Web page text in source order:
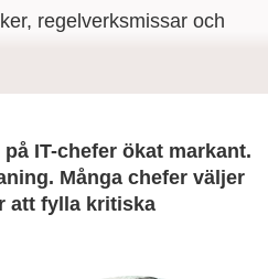
regelverksmissar och
i teamet och
IT-chefer ökat markant.
Många chefer väljer
att fylla kritiska